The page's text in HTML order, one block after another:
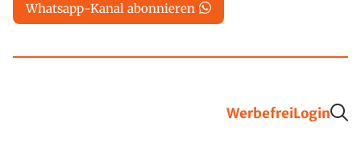
Whatsapp-Kanal abonnieren
WerbefreiLogin